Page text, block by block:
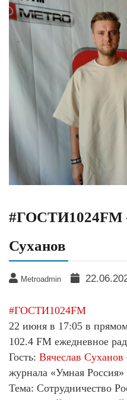
#ГОСТИ1024FM
Суханов
Metroadmin
#ГОСТИ1024FM
22 июня в 17:05 в
102.4 FM ежедневное
Гость: Вячеслав Суханов
журнала «Умная Россия»
Тема: Сотрудничество